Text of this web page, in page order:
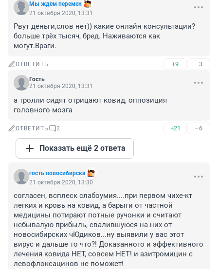
Мы ждём перемен
21 октября 2020, 13:31
Рвут деньги,слов нет)) какие онлайн консультации?
больше трёх тысяч, бред. Наживаются как
могут.Враги.
ОТВЕТИТЬ +9 –3
Гость
21 октября 2020, 13:31
а тролли сидят отрицают ковид, оппозиция
головного мозга
ОТВЕТИТЬ 2 +21 –6
Показать ещё 2 ответа
гость новосибирска
21 октября 2020, 13:30
согласен, всплеск слабоумия....при первом чихе-кт
легких и кровь на ковид, а барыги от частной
медицины потирают потные ручонки и считают
небывалую прибыль, свалившуюся на них от
новосибирских чЮдиков...ну выявили у вас этот
вирус и дальше то что?! Доказанного и эффективного
лечения ковида НЕТ, совсем НЕТ! и азитромицин с
левофлоксацинов не поможет!